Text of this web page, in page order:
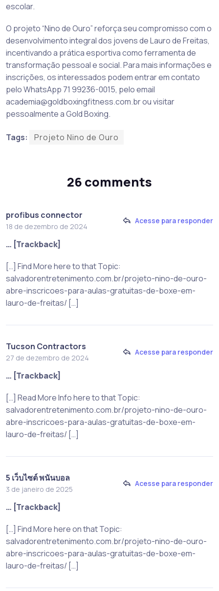
escolar.
O projeto “Nino de Ouro” reforça seu compromisso com o
desenvolvimento integral dos jovens de Lauro de Freitas,
incentivando a prática esportiva como ferramenta de
transformação pessoal e social. Para mais informações e
inscrições, os interessados podem entrar em contato
pelo WhatsApp 71 99236-0015, pelo email
academia@goldboxingfitness.com.brou visitar
pessoalmente a Gold Boxing.
Tags: Projeto Nino de Ouro
26 comments
profibus connector
18 de dezembro de 2024
Acesse para responder
… [Trackback]
[…] Find More here to that Topic:
salvadorentretenimento.com.br/projeto-nino-de-ouro-
abre-inscricoes-para-aulas-gratuitas-de-boxe-em-
lauro-de-freitas/ […]
Tucson Contractors
27 de dezembro de 2024
Acesse para responder
… [Trackback]
[…] Read More Info here to that Topic:
salvadorentretenimento.com.br/projeto-nino-de-ouro-
abre-inscricoes-para-aulas-gratuitas-de-boxe-em-
lauro-de-freitas/ […]
5 เว็บไซต์ พนันบอล
3 de janeiro de 2025
Acesse para responder
… [Trackback]
[…] Find More here on that Topic:
salvadorentretenimento.com.br/projeto-nino-de-ouro-
abre-inscricoes-para-aulas-gratuitas-de-boxe-em-
lauro-de-freitas/ […]